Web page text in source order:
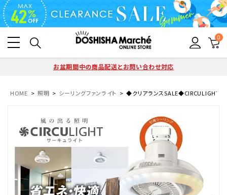
0
お盆期間中の商品配送とお問い合わせ対応
HOME 照明 シーリングファンライト ◆クリアランスSALE◆CIRCULIGHT(サ